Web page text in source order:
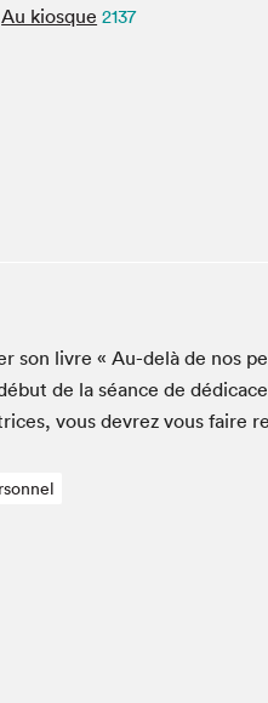
Le Salon dans ta
Liseur Public
Matinées scolaires
Au kiosque 2137
son livre « Au-delà de nos
de la séance de
vous devrez vous faire